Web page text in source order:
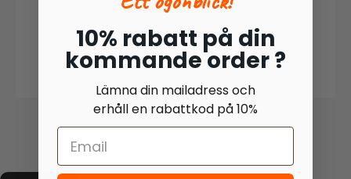
10% rabatt på din
kommande order ?
Lämna din mailadress och
erhåll en rabattkod på 10%